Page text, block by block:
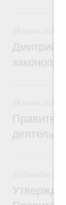
Дмитрий